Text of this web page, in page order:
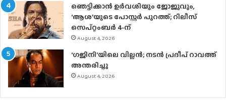
ഞെട്ടിക്കാൻ ഉർവശിയും ജോജുവും,
‘ആശ’യുടെ പോസ്റ്റർ പുറത്ത്; റിലീസ്
സെപ്റ്റംബർ 4-ന്
August 4, 2026
‘ഗജിനി’യിലെ വില്ലൻ; നടൻ പ്രദീപ് റാവത്ത്
അന്തരിച്ചു
August 4, 2026